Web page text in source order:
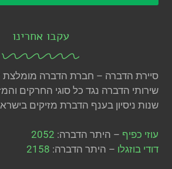
עקבו אחרינו
סיירת הדברה – חברת הדברה
שנות ניסיון בענף הדברת מזיקים
עוזי כפיף – היתר הדברה: 2052
דודי בוזגלו – היתר הדברה: 2158